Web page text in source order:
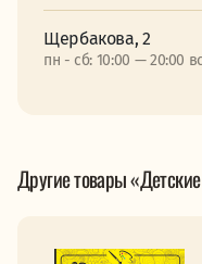
Щербакова, 2
пн - сб: 10:00 — 20:00
Другие товары